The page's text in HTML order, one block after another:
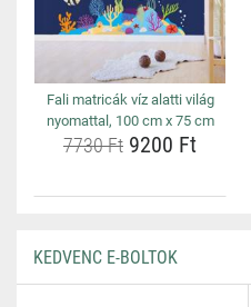
Fali matricák víz alatti világ
nyomattal, 100 cm x 75 cm
7730 Ft 9200 Ft
KEDVENC E-BOLTOK